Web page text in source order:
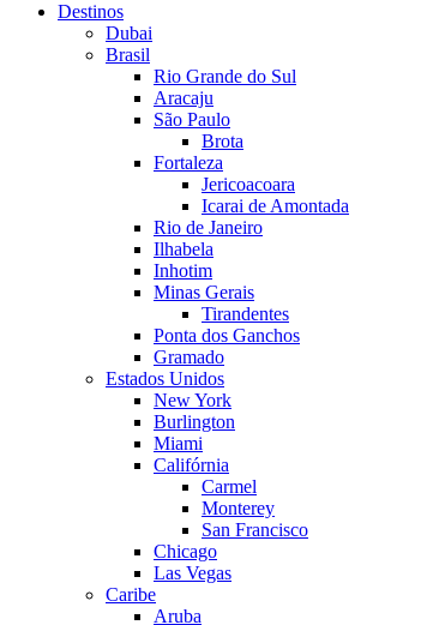
Destinos
Dubai
Brasil
Rio Grande do Sul
Aracaju
São Paulo
Brota
Fortaleza
Jericoacoara
Icarai de Amontada
Rio de Janeiro
Ilhabela
Inhotim
Minas Gerais
Tirandentes
Ponta dos Ganchos
Gramado
Estados Unidos
New York
Burlington
Miami
Califórnia
Carmel
Monterey
San Francisco
Chicago
Las Vegas
Caribe
Aruba